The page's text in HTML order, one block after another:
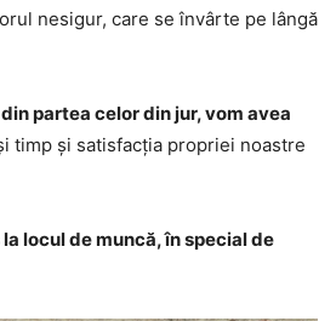
nesigur, care se învârte pe lângă
partea celor din jur, vom avea
timp și satisfacția propriei noastre
locul de muncă, în special de